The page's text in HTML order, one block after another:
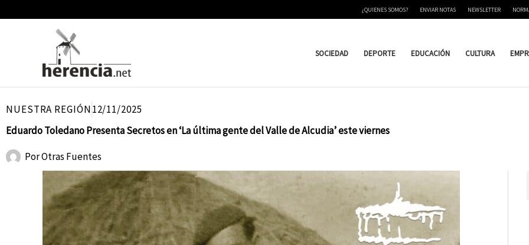
¿QUIENES SOMOS? ENVIAR NOTAS NEWSLETTER
SOCIEDAD DEPORTE EDUCACIÓN CULTURA
NUESTRA REGIÓN12/11/2025
Eduardo Toledano Presenta Secretos en ‘La última gente del Valle de Alcudia’ este viernes
PorOtras Fuentes